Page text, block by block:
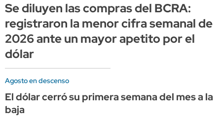
Se diluyen las compras del BCRA:
registraron la menor cifra semanal de
2026 ante un mayor apetito por el
dólar
Agosto en descenso
El dólar cerró su primera semana del mes a la
baja